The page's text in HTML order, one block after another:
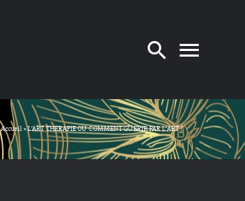
Accueil»L’ART THERAPIE OU COMMENT GUERIR PAR L’ART ?